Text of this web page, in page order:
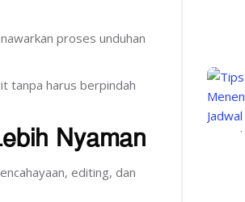
proses unduhan
tanpa harus berpindah
Nyaman
editing, dan